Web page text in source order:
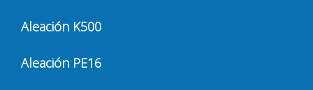
Aleación K500
Aleación PE16